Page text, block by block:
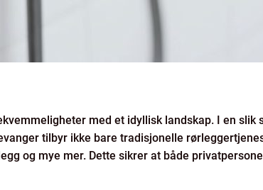
med et idyllisk landskap. I en slik
tilbyr ikke bare tradisjonelle
og mye mer. Dette sikrer at både